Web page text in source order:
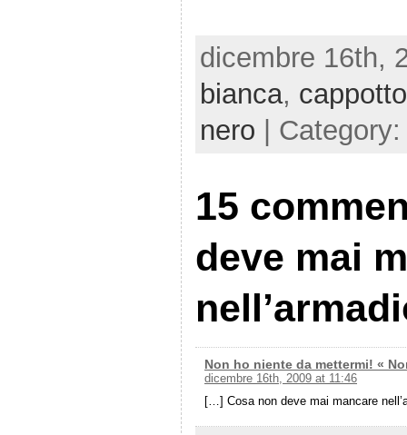
dicembre 16th,
bianca, cappotto
nero |
15
deve mai
Non ho niente da mettermi! «
dicembre 16th, 2009 at 11:46
[…] Cosa non deve mai mancare